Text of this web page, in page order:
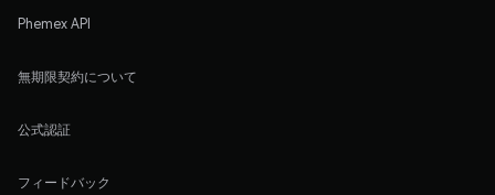
Phemex API
無期限契約について
公式認証
フィードバック